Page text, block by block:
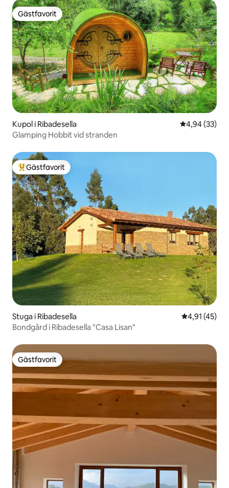
Gästfavorit
Gästfavorit
Kupol i Ribadesella 4,94 av 5 i
4,94 (33)
Glamping Hobbit vid stranden
Populär gästfavorit
Gästfavorit
Stuga i Ribadesella 4,91 av 5 i
4,91 (45)
Bondgård i Ribadesella "Casa Lisan"
Gästfavorit
Gästfavorit